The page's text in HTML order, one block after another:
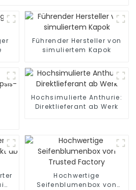
Führender Hersteller von
simuliertem Kapok
Hochsimulierte Anthurie:
Direktlieferant ab Werk
Hochwertige
Seifenblumenbox von